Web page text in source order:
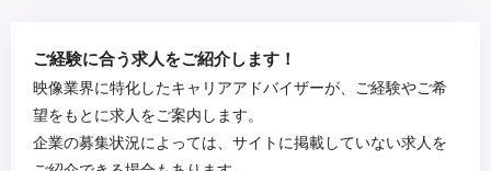
ご経験に合う求人をご紹介します！
映像業界に特化したキャリアアドバイザーが、ご経験やご希
望をもとに求人をご案内します。
企業の募集状況によっては、サイトに掲載していない求人を